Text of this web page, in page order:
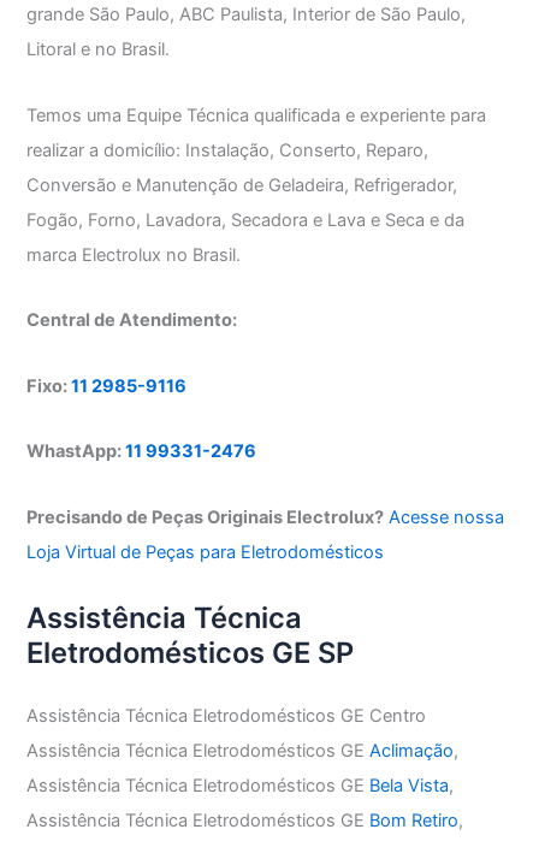
grande São Paulo, ABC Paulista, Interior de São Paulo,
Litoral e no Brasil.
Temos uma Equipe Técnica qualificada e experiente para
realizar a domicílio: Instalação, Conserto, Reparo,
Conversão e Manutenção de Geladeira, Refrigerador,
Fogão, Forno, Lavadora, Secadora e Lava e Seca e da
marca Electrolux no Brasil.
Central de Atendimento:
Fixo:11 2985-9116
WhastApp:11 99331-2476
Precisando de Peças Originais Electrolux? Acesse nossa
Loja Virtual de Peças para Eletrodomésticos
Assistência Técnica
Eletrodomésticos GE SP
Assistência Técnica Eletrodomésticos GE Centro
Assistência Técnica Eletrodomésticos GEAclimação,
Assistência Técnica Eletrodomésticos GE Bela Vista,
Assistência Técnica Eletrodomésticos GE Bom Retiro,